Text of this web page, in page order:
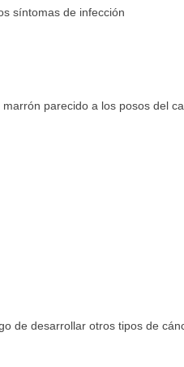
síntomas de infección
parecido a los posos del
de desarrollar otros tipos de